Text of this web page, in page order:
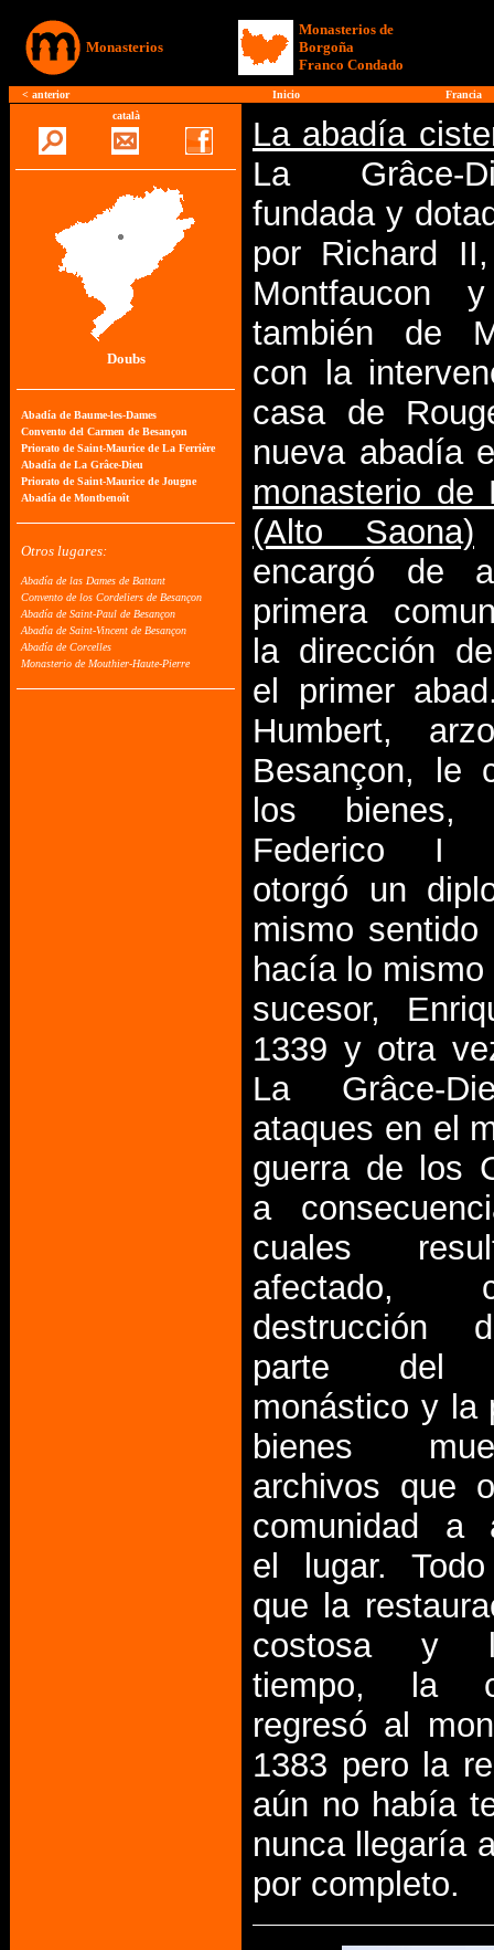
Monasterios
Monasterios de
Borgoña
Franco Condado
< anterior Inicio
Francia
català
Doubs
La abadía
La Grâce-
fundada y
por Richard
Montfaucon
también de
con la
casa de
nueva abadía
monasterio de
(Alto Saona)
encargó de
primera
la dirección
el primer
Humbert,
Besançon, le
los
Federico I
otorgó un
mismo
hacía lo
sucesor,
1339 y otra
La Grâce-
ataques en el
guerra de los
a
cuales
destrucción
parte del
monástico y la
bienes
archivos que
comunidad a
el lugar.
que la
costosa y
tiempo, la
regresó al
1383 pero la
aún no había
nunca llegaría
por completo.